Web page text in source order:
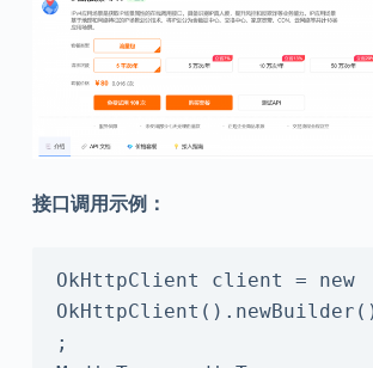
接口调用示例：
OkHttpClient client = new
;